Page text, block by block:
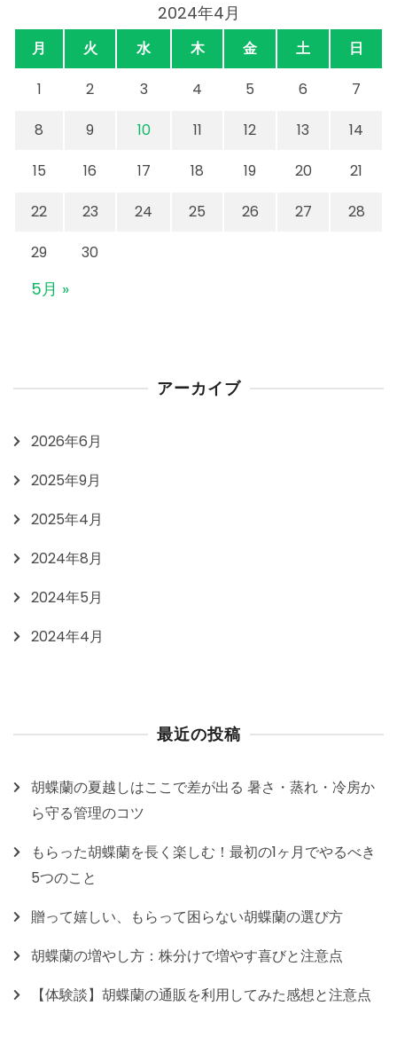
2024年4月
月 火 水 木 金 土
日
1
2 3 4 5 6
7
8
9 10 11 12 13
14
15
16 17 18 19 20
21
22
23 24 25 26 27
28
29
30
5月 »
アーカイブ
2026年6月
2025年9月
2025年4月
2024年8月
2024年5月
2024年4月
最近の投稿
胡蝶蘭の夏越しはここで差が出る 暑さ・蒸れ・冷房か
ら守る管理のコツ
もらった胡蝶蘭を長く楽しむ！最初の1ヶ月でやるべき
5つのこと
贈って嬉しい、もらって困らない胡蝶蘭の選び方
胡蝶蘭の増やし方：株分けで増やす喜びと注意点
【体験談】胡蝶蘭の通販を利用してみた感想と注意点